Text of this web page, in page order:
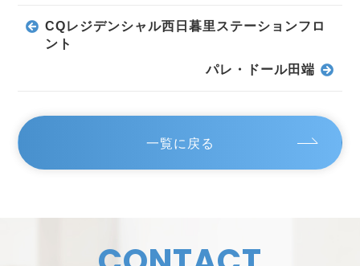
CQレジデンシャル西日暮里ステーションフロ
ント
パレ・ドール田端
一覧に戻る